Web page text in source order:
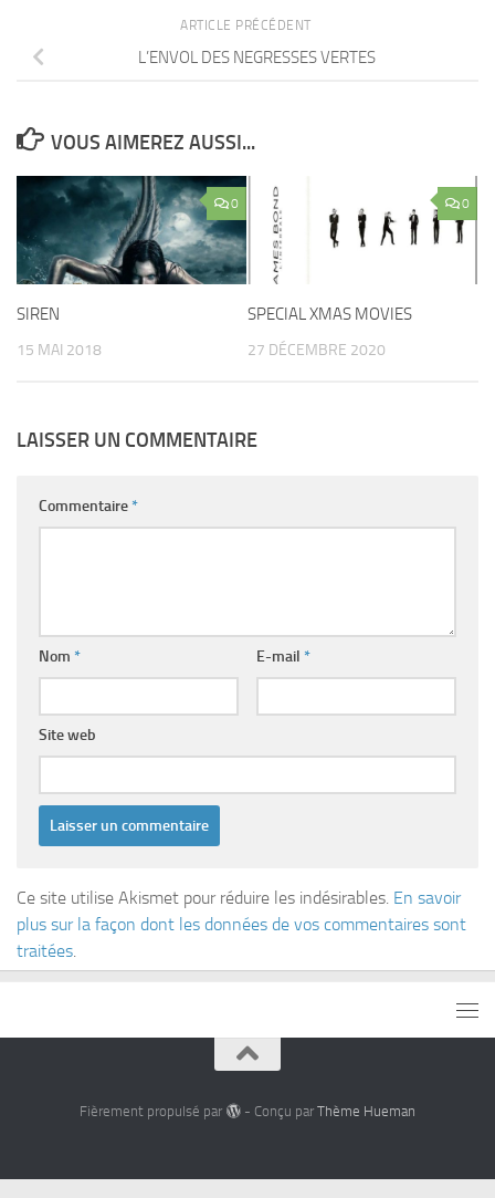
ARTICLE PRÉCÉDENT
L’ENVOL DES NEGRESSES VERTES
VOUS AIMEREZ AUSSI...
0
SIREN
15 MAI 2018
0
SPECIAL XMAS MOVIES
27 DÉCEMBRE 2020
LAISSER UN COMMENTAIRE
Commentaire*
Nom * E-mail *
Site web
Ce site utilise Akismet pour réduire les indésirables. En savoir
plus sur la façon dont les données de vos commentaires sont
traitées
Fièrement propulsé par - Conçu par Thème Hueman